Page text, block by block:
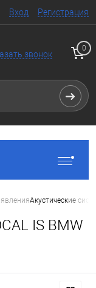
Вход Регистрация
звонок
0
Акустические
IS BMW